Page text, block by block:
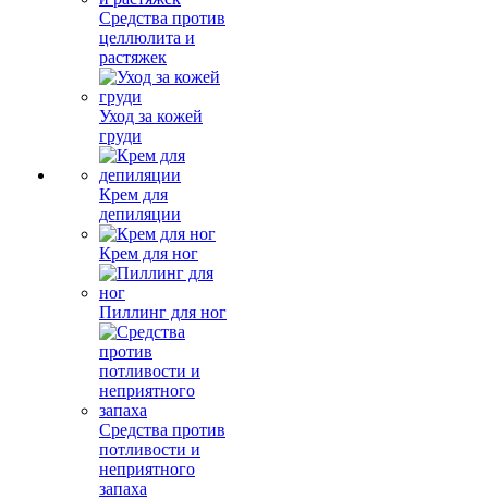
Средства против
целлюлита и
растяжек
Уход за кожей
груди
Крем для
депиляции
Крем для ног
Пиллинг для ног
Средства против
потливости и
неприятного
запаха